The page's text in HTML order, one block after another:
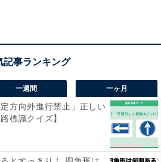
離婚。ダイアナ妃が歩んで
一週間 一ヶ月
方向外進行禁止」正しい
標識クイズ】